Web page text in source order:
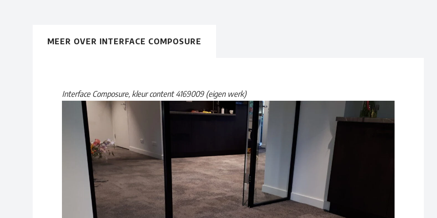
MEER OVER INTERFACE COMPOSURE
Interface Composure, kleur content 4169009 (eigen werk)